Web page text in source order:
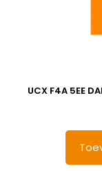
UCX F4A 5EE